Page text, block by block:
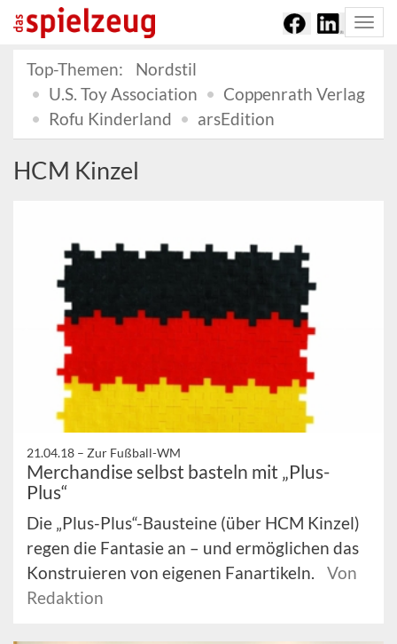
Top-Themen:
Nordstil
U.S. Toy Association
Coppenrath Verlag
Rofu Kinderland
arsEdition
HCM Kinzel
21.04.18 – Zur Fußball-WM
Merchandise selbst basteln mit „Plus-
Plus“
Die „Plus-Plus“-Bausteine (über HCM Kinzel)
regen die Fantasie an – und ermöglichen das
Konstruieren von eigenen Fanartikeln.
Von
Redaktion